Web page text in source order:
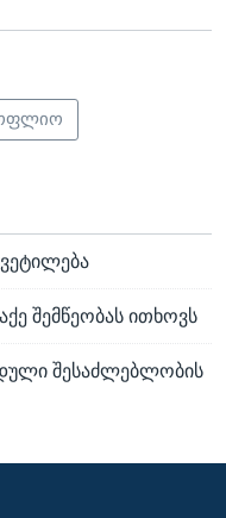
შემწეობას ითხოვს
შესაძლებლობის